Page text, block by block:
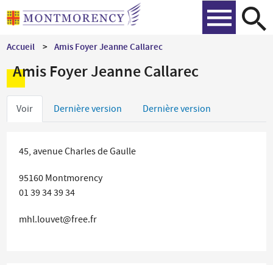
Aller
au
principal
Accueil Amis Foyer Jeanne Callarec
Amis Foyer Jeanne Callarec
Onglets
Voir Dernière version Dernière version
45, avenue Charles de Gaulle
95160 Montmorency
01 39 34 39 34
mhl.louvet@free.fr